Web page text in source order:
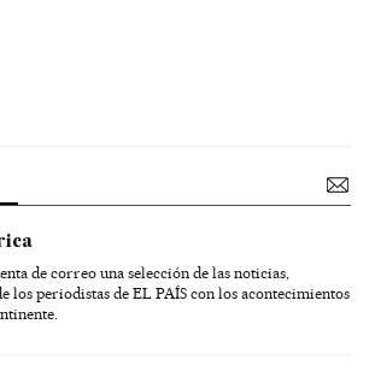
de correo una selección de las noticias,
los periodistas de EL PAÍS con los acontecimientos